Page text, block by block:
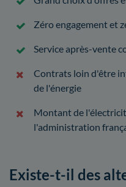
Zéro engagement et
Service après-vente
Contrats loin d'être
de l'énergie
Montant de
l'administration
Existe-t-il des